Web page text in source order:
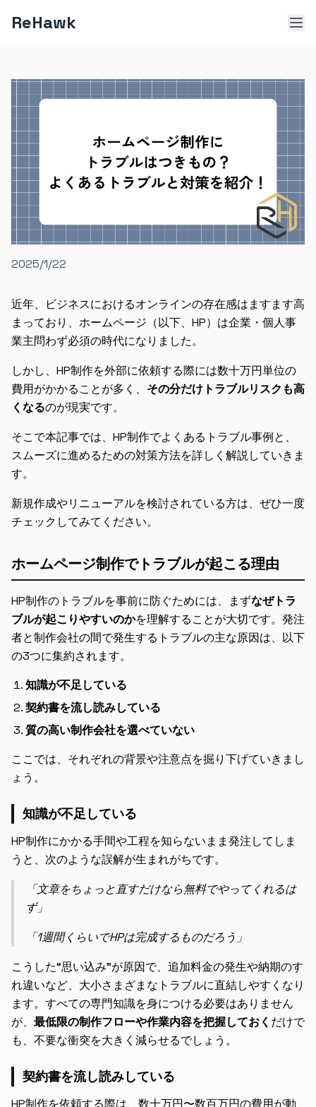
ReHawk
COLUMN
2025/1/22
近年、ビジネスにおけるオンラインの存在感はますます高
まっており、ホームページ（以下、HP）は企業・個人事
業主問わず必須の時代になりました。
しかし、HP制作を外部に依頼する際には数十万円単位の
費用がかかることが多く、 その分だけトラブルリスクも高
くなるのが現実です。
そこで本記事では、HP制作でよくあるトラブル事例と、
スムーズに進めるための対策方法を詳しく解説していきま
す。
新規作成やリニューアルを検討されている方は、ぜひ一度
チェックしてみてください。
ホームページ制作でトラブルが起こる理由
HP制作のトラブルを事前に防ぐためには、まずなぜトラ
ブルが起こりやすいのかを理解することが大切です。発注
者と制作会社の間で発生するトラブルの主な原因は、以下
の3つに集約されます。
知識が不足している
契約書を流し読みしている
質の高い制作会社を選べていない
ここでは、それぞれの背景や注意点を掘り下げていきまし
ょう。
知識が不足している
HP制作にかかる手間や工程を知らないまま発注してしま
うと、次のような誤解が生まれがちです。
「文章をちょっと直すだけなら無料でやってくれるは
ず」
「1週間くらいでHPは完成するものだろう」
こうした“思い込み”が原因で、追加料金の発生や納期のす
れ違いなど、大小さまざまなトラブルに直結しやすくなり
ます。すべての専門知識を身につける必要はありません
が、 最低限の制作フローや作業内容を把握しておく だけで
も、不要な衝突を大きく減らせるでしょう。
契約書を流し読みしている
HP制作を依頼する際は、数十万円〜数百万円の費用が動